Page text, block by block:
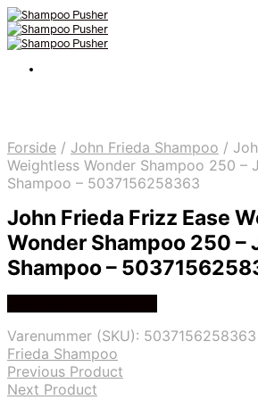
Forside / John Frieda Shampoo /
Weightless Wonder Shampoo 250 –
Shampoo – 5037156258363
John Frieda Frizz Ease
Wonder Shampoo 250 –
Shampoo –
Varenummer (SKU): 5037156258363
Frieda Shampoo
Previous Product
Next Product